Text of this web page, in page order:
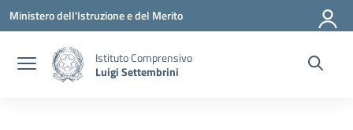
Vai ai contenuti
Vai al menu di navigazione
Vai al footer
Ministero dell'Istruzione e del Merito
Istituto Comprensivo
Luigi Settembrini